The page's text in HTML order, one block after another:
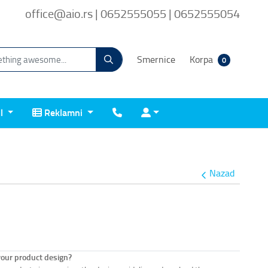
office@aio.rs | 0652555055 | 0652555054
Smernice Korpa 0
Reklamni
Reklamni KontaktPrijava
Nazad
product design?